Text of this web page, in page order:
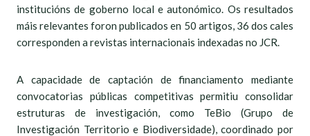
institucións de goberno local e autonómico. Os resultados
máis relevantes foron publicados en 50 artigos, 36 dos cales
corresponden a revistas internacionais indexadas no JCR.
A capacidade de captación de financiamento mediante
convocatorias públicas competitivas permitiu consolidar
estruturas de investigación, como TeBio (Grupo de
Investigación Territorio e Biodiversidade), coordinado por